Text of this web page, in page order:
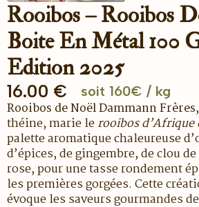
Rooibos – Rooibos
Boite En Métal 100
Edition 2025
16.00 € soit 160€ / kg
Rooibos de NoëlDammann Frères
théine, marie lerooibos d’Afrique
palette aromatique chaleureuse
d’épices, de gingembre, de clou
rose, pour une tasse rondement
les premières gorgées. Cette
évoque les saveurs gourmandes